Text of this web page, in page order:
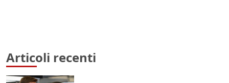
Articoli recenti